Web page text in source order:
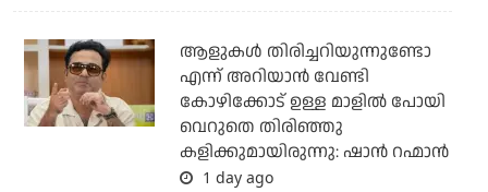
ആളുകൾ തിരിച്ചറിയുന്നുണ്ടോ
എന്ന് അറിയാൻ വേണ്ടി
കോഴിക്കോട് ഉള്ള മാളിൽ പോയി
വെറുതെ തിരിഞ്ഞു
കളിക്കുമായിരുന്നു: ഷാൻ റഹ്മാൻ
1 day ago